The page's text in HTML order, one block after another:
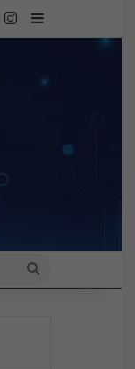
Instagram
Barra lateral
BUSCAR